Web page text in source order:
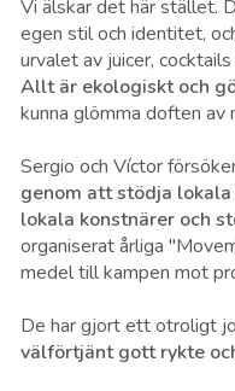
Vi älskar det här stället.
egen stil och identitet,
urvalet av juicer,
Allt är ekologiskt och
kunna glömma doften
Sergio och Víctor
genom att stödja
lokala konstnärer och
organiserat årliga
medel till kampen mot
De har gjort ett otroligt
välförtjänt gott rykte